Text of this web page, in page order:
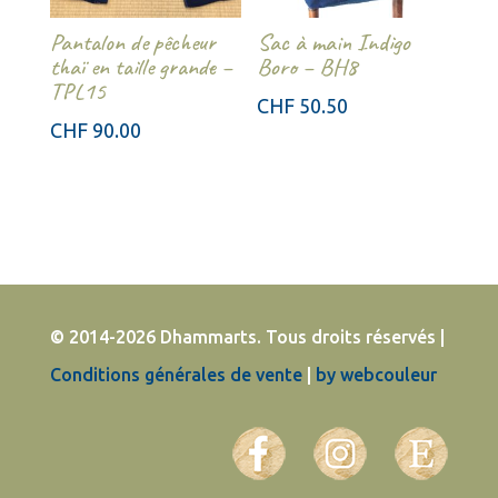
Pantalon de pêcheur
thaï en taille grande –
TPL15
CHF90.00
Sac à main Indigo
Boro – BH8
CHF 50.50
© 2014-2026 Dhammarts. Tous droits réservés |
Conditions générales de vente| by webcouleur